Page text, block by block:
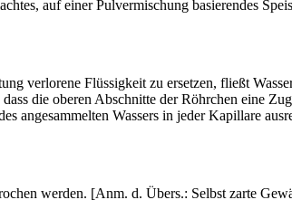
auf einer Pulvermischung basierendes
verlorene Flüssigkeit zu ersetzen, fließt
die oberen Abschnitte der Röhrchen eine
Wassers in jeder Kapillare
werden. [Anm. d. Übers.: Selbst zarte